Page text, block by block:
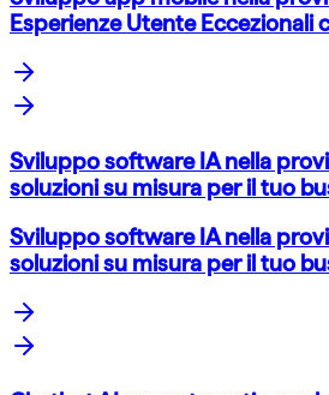
Esperienze Utente Eccezionali
Sviluppo software IA nella
soluzioni su misura per il tuo
Sviluppo software IA nella
soluzioni su misura per il tuo